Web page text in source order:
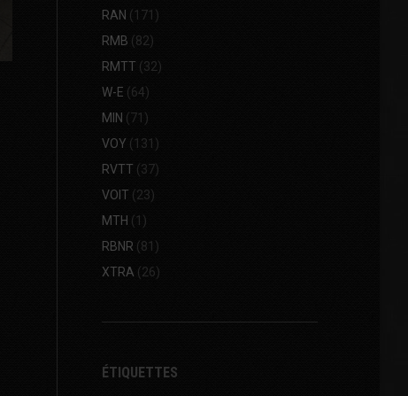
RAN (171)
RMB (82)
RMTT (32)
W-E (64)
MIN (71)
VOY (131)
RVTT (37)
VOIT (23)
MTH (1)
RBNR (81)
XTRA (26)
ÉTIQUETTES